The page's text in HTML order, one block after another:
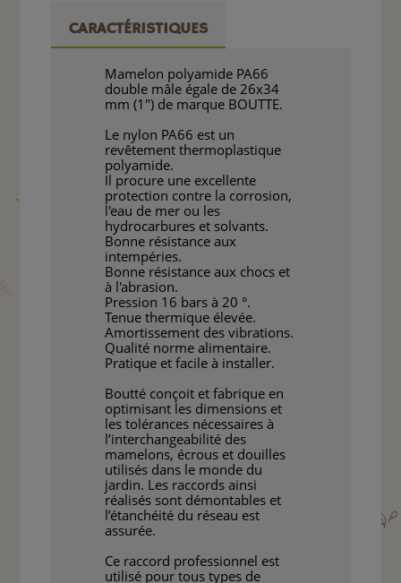
CARACTÉRISTIQUES
Mamelon polyamide PA66
double mâle égale de 26x34
mm (1") de marque BOUTTE.
Le nylon PA66 est un
revêtement thermoplastique
polyamide.
Il procure une excellente
protection contre la corrosion,
l'eau de mer ou les
hydrocarbures et solvants.
Bonne résistance aux
intempéries.
Bonne résistance aux chocs et
à l'abrasion.
Pression 16 bars à 20 °.
Tenue thermique élevée.
Amortissement des vibrations.
Qualité norme alimentaire.
Pratique et facile à installer.
Boutté conçoit et fabrique en
optimisant les dimensions et
les tolérances nécessaires à
l’interchangeabilité des
mamelons, écrous et douilles
utilisés dans le monde du
jardin. Les raccords ainsi
réalisés sont démontables et
l’étanchéité du réseau est
assurée.
Ce raccord professionnel est
utilisé pour tous types de